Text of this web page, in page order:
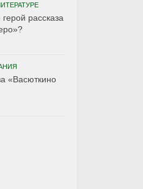
рассказа
«Васюткино